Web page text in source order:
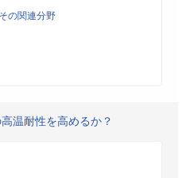
の関連分野
温耐性を高めるか？